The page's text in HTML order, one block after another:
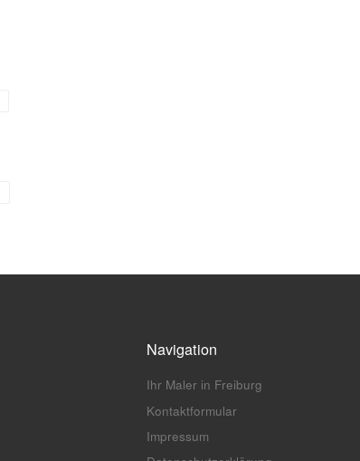
Navigation
Ihr Maler in Freiburg
Kontaktformular
Impressum